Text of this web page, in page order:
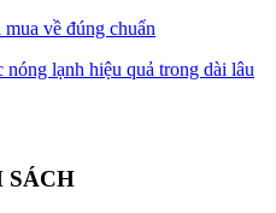
về đúng chuẩn
lạnh hiệu quả trong dài lâu
SÁCH